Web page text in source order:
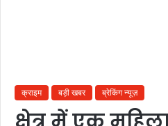
क्राइम बड़ी खबर ब्रेकिंग न्यूज़